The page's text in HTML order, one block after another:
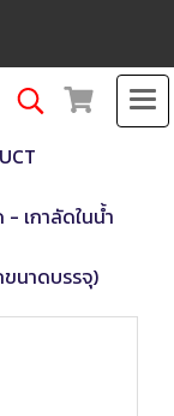
- เกาลัดในน้ำ
ขนาดบรรจุ)